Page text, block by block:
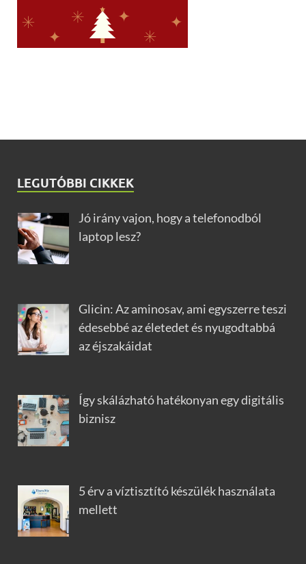
LEGUTÓBBI CIKKEK
Jó irány vajon, hogy a telefonodból
laptop lesz?
Glicin: Az aminosav, ami egyszerre teszi
édesebbé az életedet és nyugodtabbá
az éjszakáidat
Így skálázható hatékonyan egy digitális
biznisz
5 érv a víztisztító készülék használata
mellett